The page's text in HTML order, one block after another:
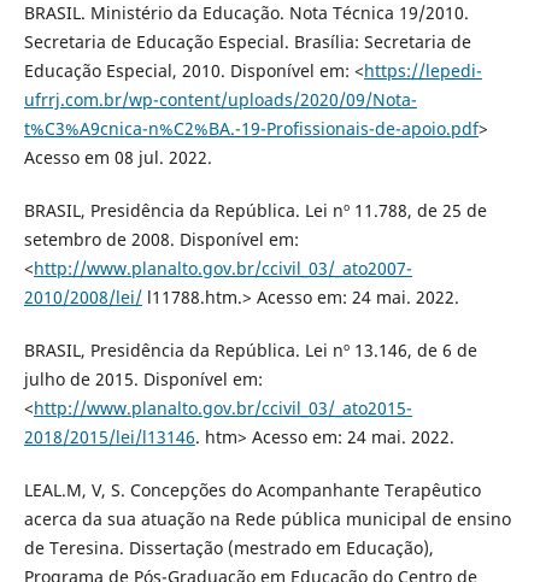
BRASIL. Ministério da Educação. Nota Técnica 19/2010.
Secretaria de Educação Especial. Brasília: Secretaria de
Educação Especial, 2010. Disponível em: <https://lepedi-
ufrrj.com.br/wp-content/uploads/2020/09/Nota-
t%C3%A9cnica-n%C2%BA.-19-Profissionais-de-apoio.pdf>
Acesso em 08 jul. 2022.
BRASIL, Presidência da República. Lei nº 11.788, de 25 de
setembro de 2008. Disponível em:
<http://www.planalto.gov.br/ccivil_03/_ato2007-
2010/2008/lei/l11788.htm.> Acesso em: 24 mai. 2022.
BRASIL, Presidência da República. Lei nº 13.146, de 6 de
julho de 2015. Disponível em:
<http://www.planalto.gov.br/ccivil_03/_ato2015-
2018/2015/lei/l13146. htm> Acesso em: 24 mai. 2022.
LEAL.M, V, S. Concepções do Acompanhante Terapêutico
acerca da sua atuação na Rede pública municipal de ensino
de Teresina. Dissertação (mestrado em Educação),
Programa de Pós-Graduação em Educação do Centro de